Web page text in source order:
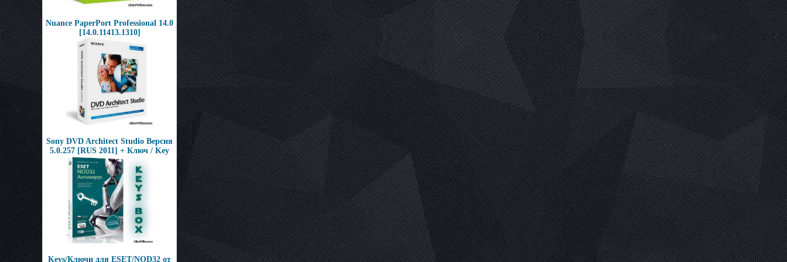
Nuance PaperPort Professional 14.0
[14.0.11413.1310]
Sony DVD Architect Studio Версия
5.0.257 [RUS 2011] + Ключ / Key
Keys/Ключи для ESET/NOD32 от